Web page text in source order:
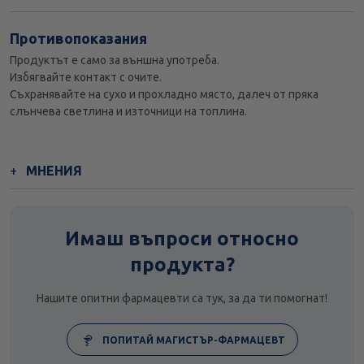
Противопоказания
Продуктът е само за външна употреба.
Избягвайте контакт с очите.
Съхранявайте на сухо и прохладно място, далеч от пряка
слънчева светлина и източници на топлина.
МНЕНИЯ
Имаш въпроси относно
продукта?
Нашите опитни фармацевти са тук, за да ти помогнат!
ПОПИТАЙ МАГИСТЪР-ФАРМАЦЕВТ